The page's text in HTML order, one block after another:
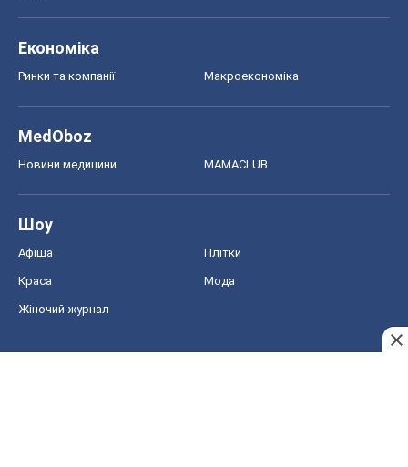
Економіка
Ринки та компанії Макроекономіка
MedOboz
Новини медицини MAMACLUB
Шоу
Афіша Плітки
Краса Мода
Жіночий журнал